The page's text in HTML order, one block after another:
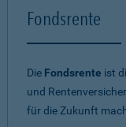
Fondsrente
Die Fondsrente ist
und
für die Zukunft